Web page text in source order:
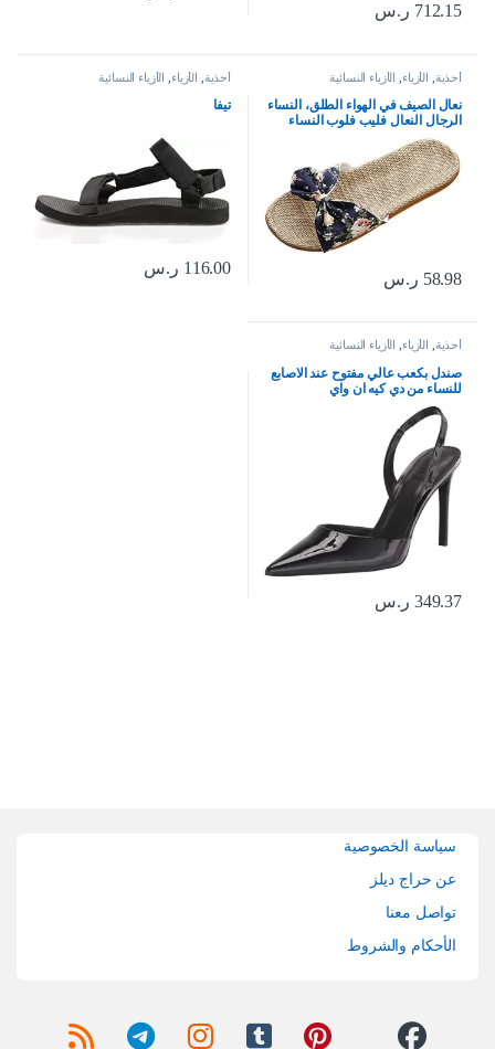
712.15 ر.س
أحذية الأزياء الأزياء النسائية
نعال الصيف في الهواء الطلق، النساء
الرجال النعال فليب فلوب النساء
النعال الزهور القوس الكتان فليب
فلوب الصنادل إسفين النعال النساء
أحذية
58.98 ر.س
أحذية الأزياء الأزياء النسائية
تيفا
116.00 ر.س
أحذية الأزياء الأزياء النسائية
صندل بكعب عالي مفتوح عند الاصابع
للنساء من دي كيه ان واي
349.37 ر.س
سياسة الخصوصية
عن حراج ديلز
تواصل معنا
الأحكام والشروط